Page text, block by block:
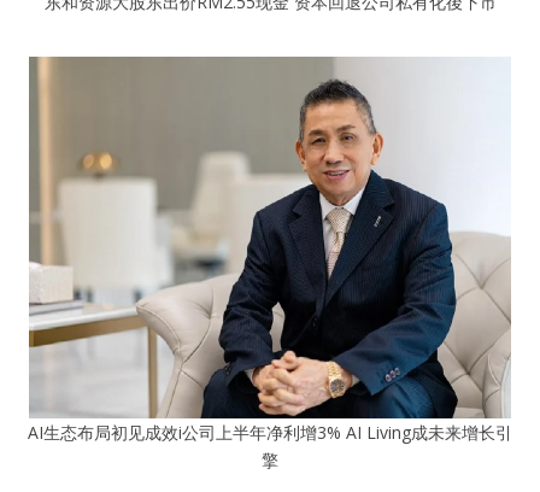
AI生态布局初见成效i公司上半年净利增3% AI Living成未来增长引
擎